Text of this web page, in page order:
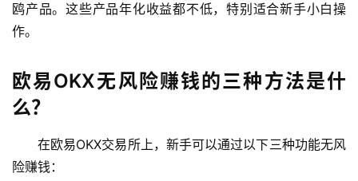
鸥产品。这些产品年化收益都不低，特别适合新手小白操
作。
欧易OKX无风险赚钱的三种方法是什
么？
在欧易OKX交易所上，新手可以通过以下三种功能无风
险赚钱：